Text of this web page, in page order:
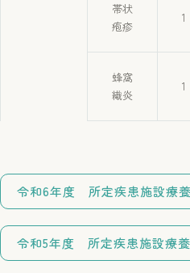
帯状
疱疹
1
蜂窩
織炎
1
令和6年度 所定疾患施設療
令和5年度 所定疾患施設療